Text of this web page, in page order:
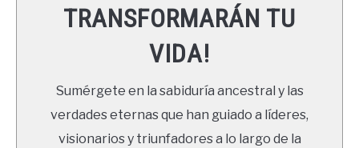
RECURSOS
NEWSLETTER
TRANSFORMARÁN TU
VIDA!
Sumérgete en la sabiduría ancestral y las
verdades eternas que han guiado a líderes,
visionarios y triunfadores a lo largo de la